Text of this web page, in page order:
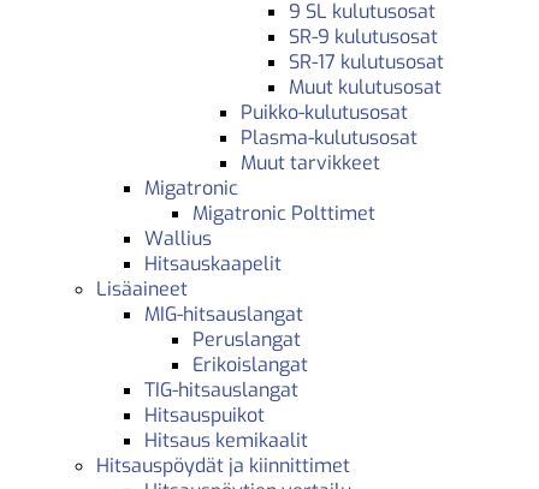
9 SL kulutusosat
SR-9 kulutusosat
SR-17 kulutusosat
Muut kulutusosat
Puikko-kulutusosat
Plasma-kulutusosat
Muut tarvikkeet
Migatronic
Migatronic Polttimet
Wallius
Hitsauskaapelit
Lisäaineet
MIG-hitsauslangat
Peruslangat
Erikoislangat
TIG-hitsauslangat
Hitsauspuikot
Hitsaus kemikaalit
Hitsauspöydät ja kiinnittimet